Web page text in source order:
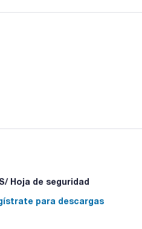
H410
- P405 - P501a
Hoja de seguridad
para descargas